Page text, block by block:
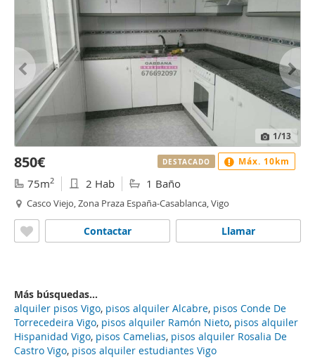
1/13
850€
75m2 2 Hab 1 Baño
Casco Viejo, Zona Praza España-Casablanca, Vigo
Llamar
Contactar
DESTACADO Máx. 10km
Más búsquedas...
alquiler pisos Vigo, pisos alquiler Alcabre, pisos Conde De
Torrecedeira Vigo, pisos alquiler Ramón Nieto, pisos alquiler
Hispanidad Vigo, pisos Camelias, pisos alquiler Rosalia De
Castro Vigo, pisos alquiler estudiantes Vigo